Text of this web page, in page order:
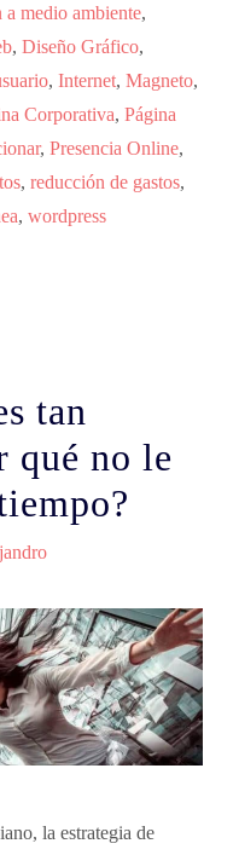
medio ambiente,
, Diseño Gráfico,
, Internet, Magneto,
Corporativa, Página
, Presencia Online,
, reducción de gastos,
, wordpress
tan
qué no le
la estrategia de